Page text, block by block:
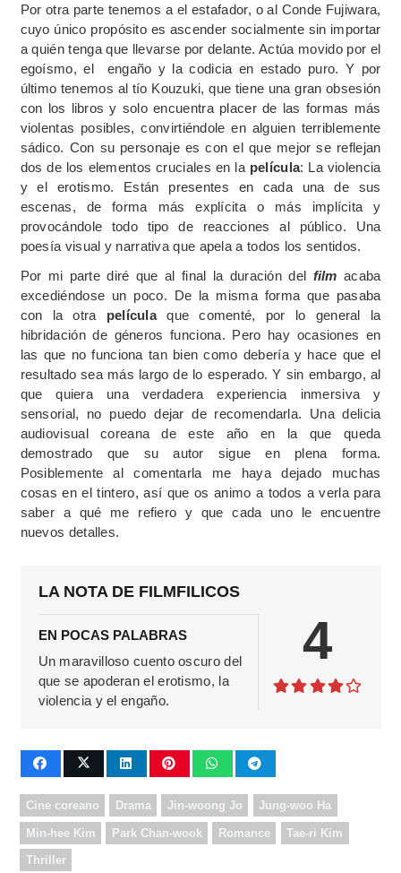
Por otra parte tenemos a el estafador, o al Conde Fujiwara,
cuyo único propósito es ascender socialmente sin importar
a quién tenga que llevarse por delante. Actúa movido por el
egoísmo, el engaño y la codicia en estado puro. Y por
último tenemos al tío Kouzuki, que tiene una gran obsesión
con los libros y solo encuentra placer de las formas más
violentas posibles, convirtiéndole en alguien terriblemente
sádico. Con su personaje es con el que mejor se reflejan
dos de los elementos cruciales en la película: La violencia
y el erotismo. Están presentes en cada una de sus
escenas, de forma más explícita o más implícita y
provocándole todo tipo de reacciones al público. Una
poesía visual y narrativa que apela a todos los sentidos.
Por mi parte diré que al final la duración del film acaba
excediéndose un poco. De la misma forma que pasaba
con la otra películaque comenté, por lo general la
hibridación de géneros funciona. Pero hay ocasiones en
las que no funciona tan bien como debería y hace que el
resultado sea más largo de lo esperado. Y sin embargo, al
que quiera una verdadera experiencia inmersiva y
sensorial, no puedo dejar de recomendarla. Una delicia
audiovisual coreana de este año en la que queda
demostrado que su autor sigue en plena forma.
Posiblemente al comentarla me haya dejado muchas
cosas en el tintero, así que os animo a todos a verla para
saber a qué me refiero y que cada uno le encuentre
nuevos detalles.
LA NOTA DE FILMFILICOS
EN POCAS PALABRAS
Un maravilloso cuento oscuro del
que se apoderan el erotismo, la
violencia y el engaño.
4
Cine coreano Drama Jin-woong Jo Jung-woo Ha
Min-hee Kim Park Chan-wook Romance Tae-ri Kim
Thriller